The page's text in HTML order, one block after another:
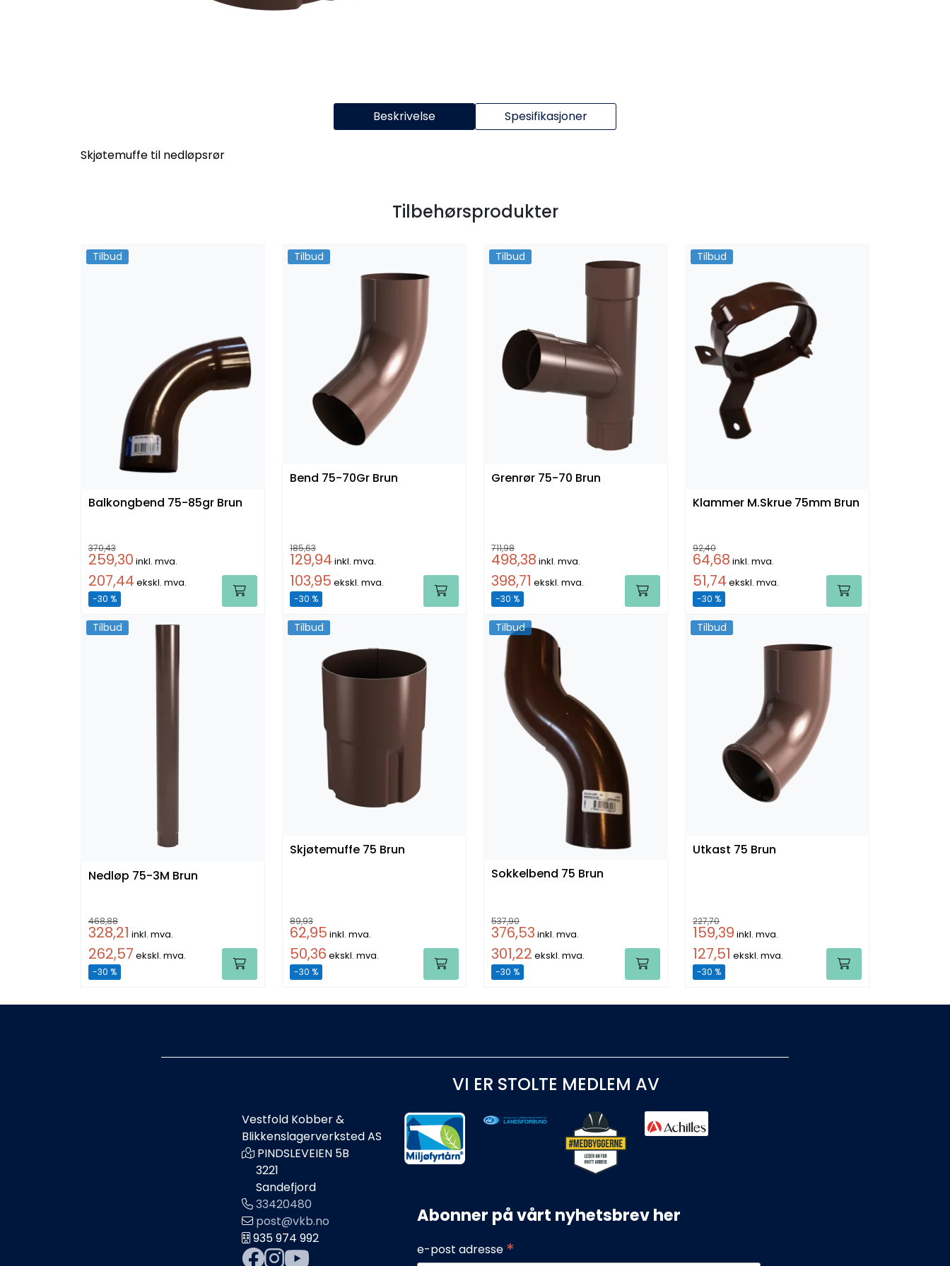
Beskrivelse Spesifikasjoner
Skjøtemuffe til nedløpsrør
Tilbehørsprodukter
Tilbud
Balkongbend 75-85gr Brun
370,43
259,30 inkl. mva.
207,44 ekskl. mva.
-30 %
Tilbud
Bend 75-70Gr Brun
185,63
129,94 inkl. mva.
103,95 ekskl. mva.
-30 %
Tilbud
Grenrør 75-70 Brun
711,98
498,38 inkl. mva.
398,71 ekskl. mva.
-30 %
Tilbud
Klammer M.Skrue 75mm Brun
92,40
64,68 inkl. mva.
51,74 ekskl. mva.
-30 %
Tilbud
Nedløp 75-3M Brun
468,88
328,21 inkl. mva.
262,57 ekskl. mva.
-30 %
Tilbud
Skjøtemuffe 75 Brun
89,93
62,95 inkl. mva.
50,36 ekskl. mva.
-30 %
Tilbud
Sokkelbend 75 Brun
537,90
376,53 inkl. mva.
301,22 ekskl. mva.
-30 %
Tilbud
Utkast 75 Brun
227,70
159,39 inkl. mva.
127,51 ekskl. mva.
-30 %
VI ER STOLTE MEDLEM AV
Vestfold Kobber &
Blikkenslagerverksted AS
PINDSLEVEIEN 5B
3221
Sandefjord
33420480
post@vkb.no
935 974 992
Abonner på vårt nyhetsbrev her
e-post adresse *